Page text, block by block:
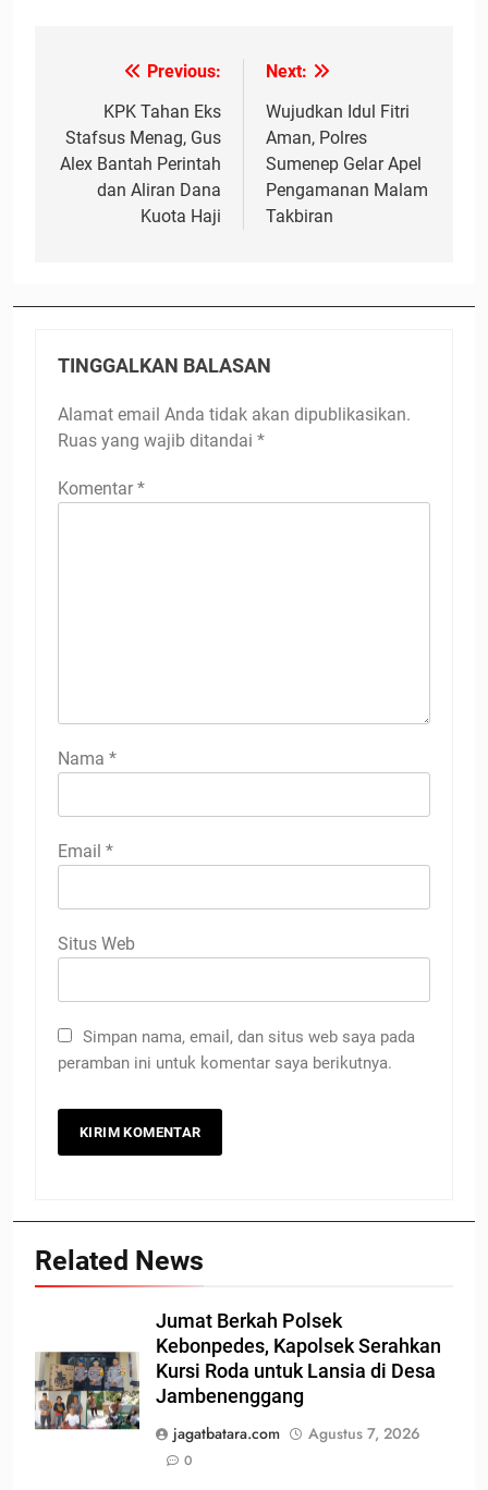
NavigasiPrevious:
KPK Tahan Eks
Stafsus Menag, Gus
Alex Bantah Perintah
dan Aliran Dana
Kuota Haji
Next:
Wujudkan Idul Fitri
Aman, Polres
Sumenep Gelar Apel
Pengamanan Malam
Takbiran
TINGGALKAN BALASAN
Alamat email Anda tidak akan dipublikasikan.
Ruas yang wajib ditandai *
Komentar *
Nama *
Email *
Situs Web
Simpan nama, email, dan situs web saya pada
peramban ini untuk komentar saya berikutnya.
Related News
Jumat Berkah Polsek
Kebonpedes, Kapolsek Serahkan
Kursi Roda untuk Lansia di Desa
Jambenenggang
jagatbatara.com
Agustus 7, 2026
0